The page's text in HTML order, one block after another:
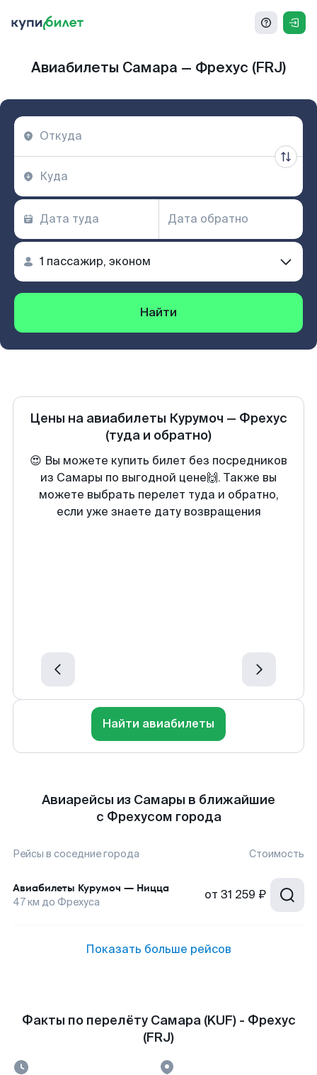
Авиабилеты Самара — Фрехус (FRJ)
Найти
Цены на авиабилеты Курумоч — Фрехус
(туда и обратно)
😍 Вы можете купить билет без посредников
из Самары по выгодной цене🙌. Также вы
можете выбрать перелет туда и обратно,
если уже знаете дату возвращения
Найти авиабилеты
Авиарейсы из Самары в ближайшие
с Фрехусом города
Рейсы в соседние города Стоимость
Авиабилеты Курумоч — Ницца
47км до Фрехуса от 31 259 ₽
Показать больше рейсов
Факты по перелёту Самара (KUF) - Фрехус
(FRJ)